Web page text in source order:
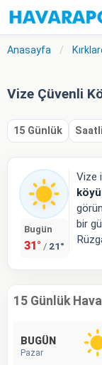
Anasayfa /
Vize Çüvenli
15 Günlük
Bugün
31° / 21°
Vize
bir
15 Günlük
BUGÜN
Pazar